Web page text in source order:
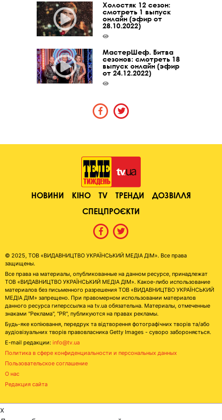
Холостяк 12 сезон:
смотреть 1 выпуск
онлайн (эфир от
28.10.2022)
МастерШеф. Битва
сезонов: смотреть 18
выпуск онлайн (эфир
от 24.12.2022)
НОВИНИ КІНО TV ТРЕНДИ
ДОЗВІЛЛЯ
СПЕЦПРОЄКТИ
© 2025, ТОВ «ВИДАВНИЦТВО УКРАЇНСЬКИЙ МЕДІА ДІМ». Все права
защищены.
Все права на материалы, опубликованные на данном ресурсе, принадлежат
ТОВ «ВИДАВНИЦТВО УКРАЇНСЬКИЙ МЕДІА ДІМ». Какое-либо использование
материалов без письменного разрешения ТОВ «ВИДАВНИЦТВО УКРАЇНСЬКИЙ
МЕДІА ДІМ» запрещено. При правомерном использовании материалов
данного ресурса гиперссылка на tv.ua обязательна. Материалы, отмеченные
знаками "Реклама", "PR", публикуются на правах рекламы.
Будь-яке копіювання, передрук та відтворення фотографічних творів та/або
аудіовізуальних творів правовласника Getty Images - суворо забороняється.
E-mail редакции: info@tv.ua
Политика в сфере конфиденциальности и персональных данных
Пользовательское соглашение
О нас
Редакция сайта
x